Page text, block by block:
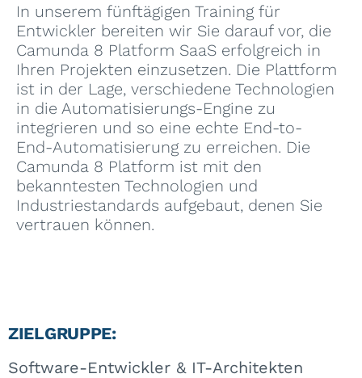
In unserem fünftägigen Training für
Entwickler bereiten wir Sie darauf vor, die
Camunda 8 Platform SaaS erfolgreich in
Ihren Projekten einzusetzen. Die Plattform
ist in der Lage, verschiedene Technologien
in die Automatisierungs-Engine zu
integrieren und so eine echte End-to-
End-Automatisierung zu erreichen. Die
Camunda 8 Platform ist mit den
bekanntesten Technologien und
Industriestandards aufgebaut, denen Sie
vertrauen können.
ZIELGRUPPE:
Software-Entwickler & IT-Architekten